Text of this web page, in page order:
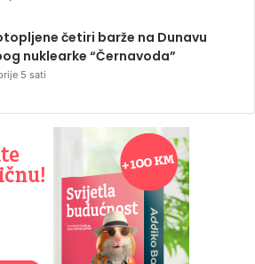
četiri barže na Dunavu
nuklearke “Černavoda”
5 sati